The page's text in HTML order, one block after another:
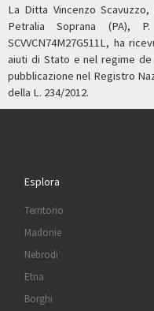
La Ditta Vincenzo
Petralia Soprana (PA),
SCVVCN74M27G511L, ha
aiuti di Stato e nel regime
pubblicazione nel Registro
della L. 234/2012.
Esplora
Territorio
Madonie
Nebrodi
Etna
Borghi